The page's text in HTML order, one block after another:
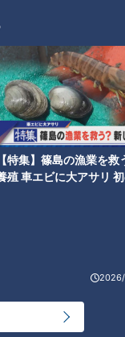
特集】篠島の漁業を救
殖 車エビに大アサリ